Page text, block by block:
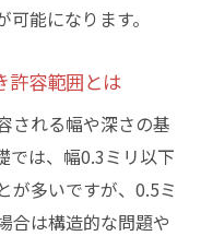
能になります。
許容範囲とは
される幅や深さの基
では、幅0.3ミリ以下
が多いですが、0.5ミ
合は構造的な問題や